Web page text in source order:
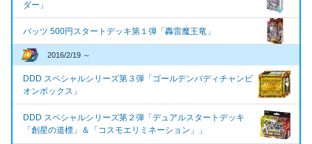
ダー」
バッツ 500円スタートデッキ第１弾「轟雷魔王竜」
2016/2/19 ～
DDD スペシャルシリーズ第３弾「ゴールデンバディチャンピ
オンボックス」
DDD スペシャルシリーズ第２弾「デュアルスタートデッキ
「創星の道標」＆「コスモエリミネーション」」